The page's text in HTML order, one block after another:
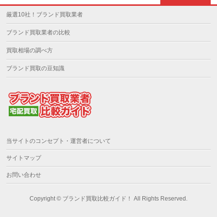
厳選10社！ブランド買取業者
ブランド買取業者の比較
買取相場の調べ方
ブランド買取の豆知識
当サイトのコンセプト・運営者について
サイトマップ
お問い合わせ
Copyright © ブランド買取比較ガイド！ All Rights Reserved.